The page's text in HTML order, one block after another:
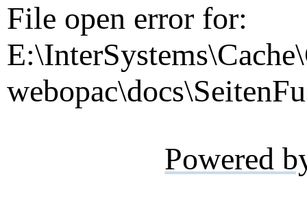
File open error for:
Powered